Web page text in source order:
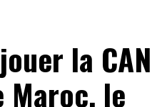
la CAN
Maroc, le